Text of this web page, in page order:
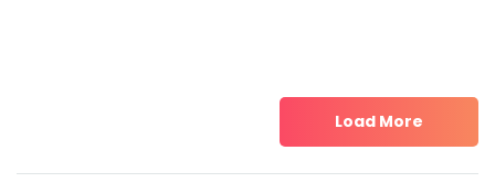
Load More